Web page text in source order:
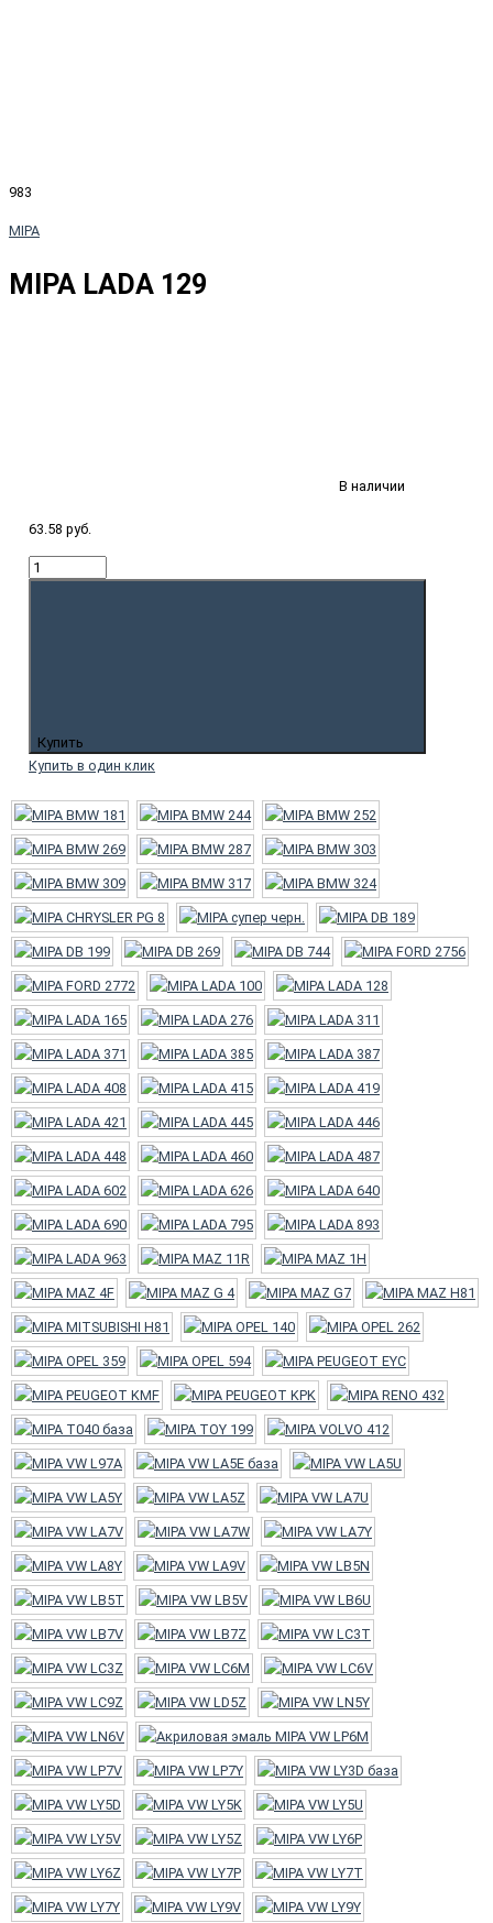
983
MIPA
MIPA LADA 129
В наличии
63.58 руб.
Купить
Купить в один клик